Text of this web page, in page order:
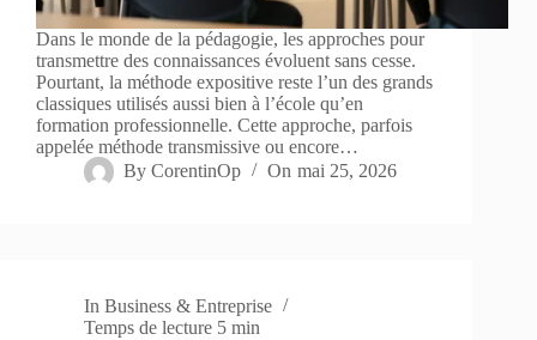
Dans le monde de la pédagogie, les approches pour
transmettre des connaissances évoluent sans cesse.
Pourtant, la méthode expositive reste l’un des grands
classiques utilisés aussi bien à l’école qu’en
formation professionnelle. Cette approche, parfois
appelée méthode transmissive ou encore…
By CorentinOp On mai 25, 2026
In Business & Entreprise
Temps de lecture 5 min